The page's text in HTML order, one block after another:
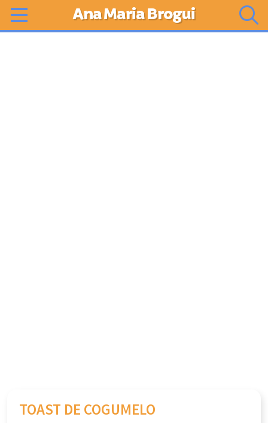
Ana Maria Brogui
TOAST DE COGUMELO